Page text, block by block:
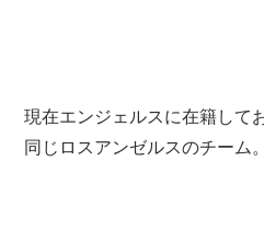
現在エンジェルスに在籍して
同じロスアンゼルスのチーム。